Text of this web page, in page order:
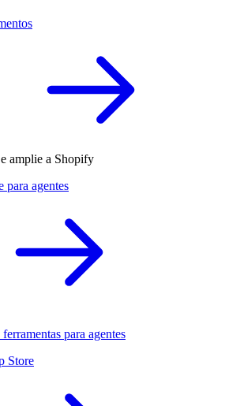
amplie a Shopify
para agentes
para agentes
Store